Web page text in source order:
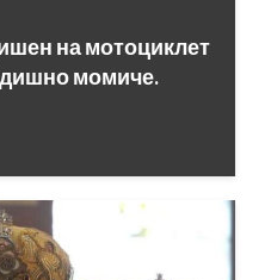
на мотоциклет
момиче.